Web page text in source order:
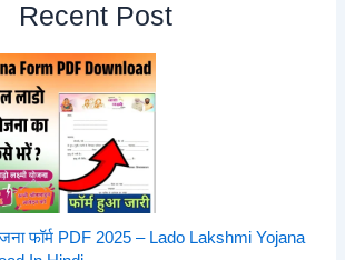
Recent Post
योजना फॉर्म PDF 2025 – Lado Lakshmi Yojana